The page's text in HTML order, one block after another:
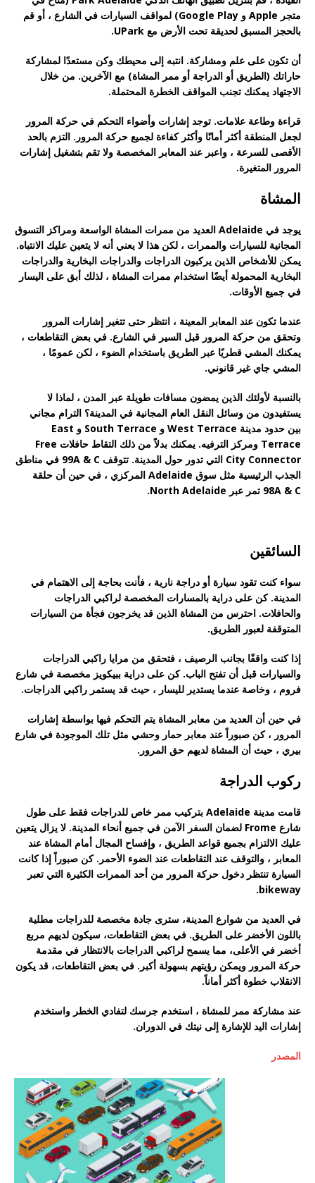
متجر Apple و Google Play) لمواقف السيارات في الشارع ، أو قم
بالحجز المسبق لحديقة تحت الأرض مع UPark.
أن تكون على علم ومشاركة. انتبه إلى محيطك وكن مستعدًا لمشاركة
حاراتك (الطريق أو الدراجة أو ممر المشاة) مع الآخرين. من خلال
الاجتهاد يمكنك تجنب المواقف الخطرة المحتملة.
قراءة وطاعة علامات. توجد إشارات وأضواء التحكم في حركة المرور
لجعل المنطقة أكثر أمانًا وأكثر كفاءة لجميع حركة المرور. التزم بالحد
الأقصى للسرعة ، واعبر عند المعابر المخصصة ولا تقم بتشغيل إشارات
المرور المتغيرة.
المشاة
يوجد في Adelaide العديد من ممرات المشاة الواسعة ومراكز التسوق
المجانية للسيارات والممرات ، لكن هذا لا يعني أنه لا يتعين عليك الانتباه.
يمكن للأشخاص الذين يركبون الدراجات والدراجات البخارية والدراجات
البخارية المحمولة أيضًا استخدام ممرات المشاة ، لذلك أبق على اليسار
في جميع الأوقات.
عندما تكون عند المعابر المعينة ، انتظر حتى تتغير إشارات المرور
وتحقق من حركة المرور قبل السير في الشارع. في بعض التقاطعات ،
يمكنك المشي قطريًا عبر الطريق باستخدام الضوء ، لكن عمومًا ،
المشي جاي غير قانوني.
بالنسبة لأولئك الذين يمضون مسافات طويلة عبر المدن ، لماذا لا
يستفيدون من وسائل النقل العام المجانية في المدينة؟ الترام مجاني
بين حدود مدينة West Terrace و South Terrace و East
Terrace ومركز الترفيه. يمكنك بدلاً من ذلك التقاط حافلات Free
City Connector التي تدور حول المدينة. تتوقف 99A & C في مناطق
الجذب الرئيسية مثل سوق Adelaide المركزي ، في حين أن حلقة
98A & C تمر عبر North Adelaide.
السائقين
سواء كنت تقود سيارة أو دراجة نارية ، فأنت بحاجة إلى الاهتمام في
المدينة. كن على دراية بالمسارات المخصصة لراكبي الدراجات
والحافلات. احترس من المشاة الذين قد يخرجون فجأة من السيارات
المتوقفة لعبور الطريق.
إذا كنت واقفًا بجانب الرصيف ، فتحقق من مرايا راكبي الدراجات
والسيارات قبل أن تفتح الباب. كن على دراية ببيكويز مخصصة في شارع
فروم ، وخاصة عندما يستدير لليسار ، حيث قد يستمر راكبي الدراجات.
في حين أن العديد من معابر المشاة يتم التحكم فيها بواسطة إشارات
المرور ، كن صبوراً عند معابر حمار وحشي مثل تلك الموجودة في شارع
بيري ، حيث أن المشاة لديهم حق المرور.
ركوب الدراجة
قامت مدينة Adelaide بتركيب ممر خاص للدراجات فقط على طول
شارع Frome لضمان السفر الآمن في جميع أنحاء المدينة. لا يزال يتعين
عليك الالتزام بجميع قواعد الطريق ، وإفساح المجال أمام المشاة عند
المعابر ، والتوقف عند التقاطعات عند الضوء الأحمر. كن صبوراً إذا كانت
السيارة تنتظر دخول حركة المرور من أحد الممرات الكثيرة التي تعبر
bikeway.
في العديد من شوارع المدينة، سترى جادة مخصصة للدراجات مطلية
باللون الأخضر على الطريق. في بعض التقاطعات، سيكون لديهم مربع
أخضر في الأعلى، مما يسمح لراكبي الدراجات بالانتظار في مقدمة
حركة المرور ويمكن رؤيتهم بسهولة أكبر. في بعض التقاطعات، قد يكون
الانقلاب خطوة أكثر أماناً.
عند مشاركة ممر للمشاة ، استخدم جرسك لتفادي الخطر واستخدم
إشارات اليد للإشارة إلى نيتك في الدوران.
المصدر